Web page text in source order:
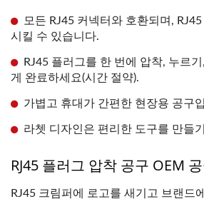
모든 RJ45 커넥터와 호환되며,
시킬 수 있습니다.
RJ45 플러그를 한 번에 압착, 누르
게 완료하세요(시간 절약).
가볍고 휴대가 간편한 현장용 공구
라쳇 디자인은 편리한 도구를 만들
RJ45 플러그 압착 공구 OEM
RJ45 크림퍼에 로고를 새기고 브랜드